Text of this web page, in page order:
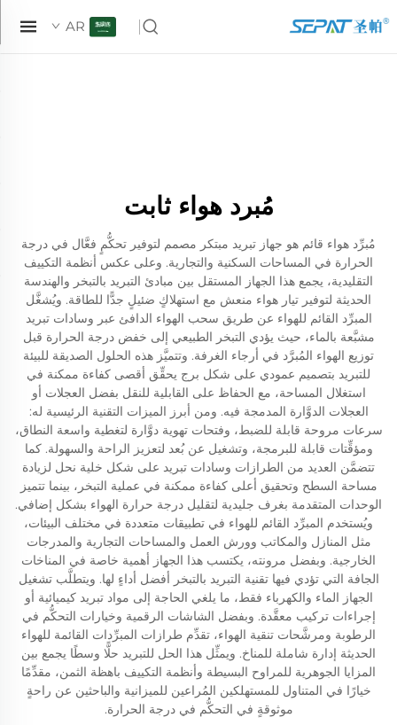
AR
مُبرد هواء ثابت
مُبرِّد هواء قائم هو جهاز تبريد مبتكر مصمم لتوفير تحكُّمٍ فعَّال في درجة
الحرارة في المساحات السكنية والتجارية. وعلى عكس أنظمة التكييف
التقليدية، يجمع هذا الجهاز المستقل بين مبادئ التبريد بالتبخر والهندسة
الحديثة لتوفير تيار هواء منعش مع استهلاكٍ ضئيلٍ جدًّا للطاقة. ويُشغَّل
المبرِّد القائم للهواء عن طريق سحب الهواء الدافئ عبر وسادات تبريد
مشبَّعة بالماء، حيث يؤدي التبخر الطبيعي إلى خفض درجة الحرارة قبل
توزيع الهواء المُبرَّد في أرجاء الغرفة. وتتميَّز هذه الحلول الصديقة للبيئة
للتبريد بتصميم عمودي على شكل برج يحقِّق أقصى كفاءة ممكنة في
استغلال المساحة، مع الحفاظ على القابلية للنقل بفضل العجلات أو
العجلات الدوَّارة المدمجة فيه. ومن أبرز الميزات التقنية الرئيسية له:
سرعات مروحة قابلة للضبط، وفتحات تهوية دوَّارة لتغطية واسعة النطاق،
ومؤقِّتات قابلة للبرمجة، وتشغيل عن بُعد لتعزيز الراحة والسهولة. كما
تتضمَّن العديد من الطرازات وسادات تبريد على شكل خلية نحل لزيادة
مساحة السطح وتحقيق أعلى كفاءة ممكنة في عملية التبخر، بينما تتميز
الوحدات المتقدمة بغرف جليدية لتقليل درجة حرارة الهواء بشكل إضافي.
ويُستخدم المبرِّد القائم للهواء في تطبيقات متعددة في مختلف البيئات،
مثل المنازل والمكاتب وورش العمل والمساحات التجارية والمدرجات
الخارجية. وبفضل مرونته، يكتسب هذا الجهاز أهمية خاصة في المناخات
الجافة التي تؤدي فيها تقنية التبريد بالتبخر أفضل أداءٍ لها. ويتطلَّب تشغيل
الجهاز الماء والكهرباء فقط، ما يلغي الحاجة إلى مواد تبريد كيميائية أو
إجراءات تركيب معقَّدة. وبفضل الشاشات الرقمية وخيارات التحكُّم في
الرطوبة ومرشَّحات تنقية الهواء، تقدِّم طرازات المبرِّدات القائمة للهواء
الحديثة إدارة شاملة للمناخ. ويمثِّل هذا الحل للتبريد حلًّا وسطًا يجمع بين
المزايا الجوهرية للمراوح البسيطة وأنظمة التكييف باهظة الثمن، مقدِّمًا
خيارًا في المتناول للمستهلكين المُراعين للميزانية والباحثين عن راحةٍ
موثوقةٍ في التحكُّم في درجة الحرارة.